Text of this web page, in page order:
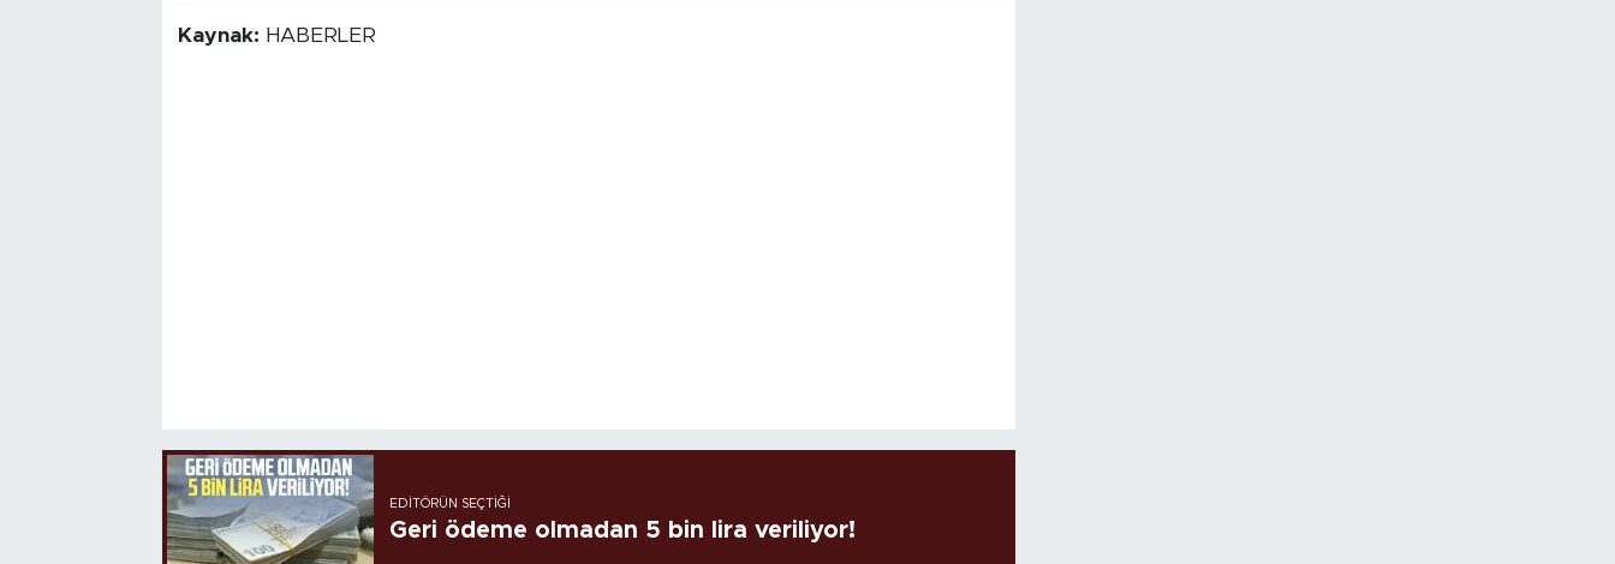
Kaynak: HABERLER
EDITÖRÜN SEÇTIĞI
Geri ödeme olmadan 5 bin lira veriliyor!